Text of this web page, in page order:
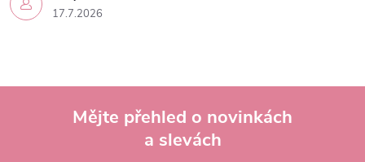
17.7.2026
Mějte přehled o novinkách
a slevách